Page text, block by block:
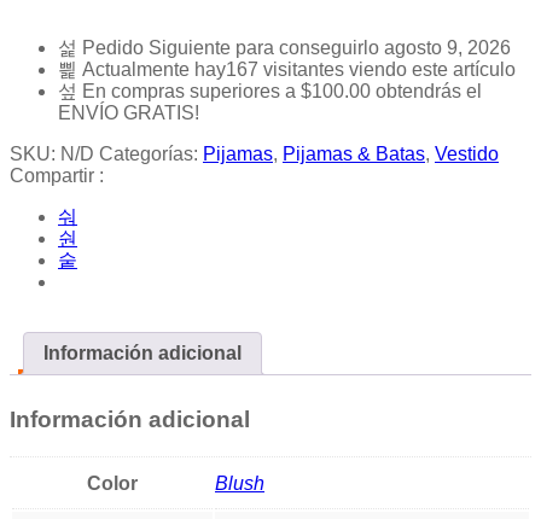
Pedido Siguiente para conseguirlo agosto 9, 2026
Actualmente hay167 visitantes viendo este artículo
En compras superiores a $100.00 obtendrás el
ENVÍO GRATIS!
SKU: N/D Categorías: Pijamas, Pijamas & Batas, Vestido
Compartir :
Información adicional
Información adicional
Color Blush